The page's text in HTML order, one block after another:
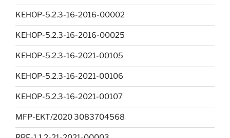
KEHOP-5.2.3-16-2016-00002
KEHOP-5.2.3-16-2016-00025
KEHOP-5.2.3-16-2021-00105
KEHOP-5.2.3-16-2021-00106
KEHOP-5.2.3-16-2021-00107
MFP-EKT/2020 3083704568